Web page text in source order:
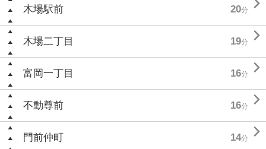
木場駅前 20分
木場二丁目 19分 
富岡一丁目 16分 
不動尊前 16分 
門前仲町 14分 